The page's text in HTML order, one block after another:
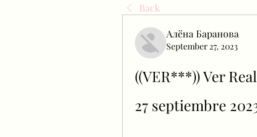
Back
Алёна Баранова
September 27, 2023
((VER***)) Ver
27 septiembre